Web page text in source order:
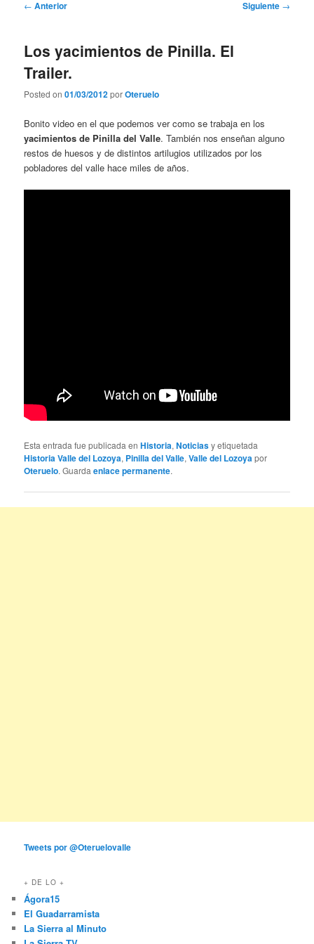
Navegación
← Anterior Siguiente →
Los yacimientos de Pinilla. El
Trailer.
Posted on01/03/2012porOteruelo
Bonito video en el que podemos ver como se trabaja en los
yacimientos de Pinilla del Valle. También nos enseñan alguno
restos de huesos y de distintos artilugios utilizados por los
pobladores del valle hace miles de años.
Esta entrada fue publicada enHistoria,Noticiasy etiquetada
Historia Valle del Lozoya, Pinilla del Valle,Valle del Lozoyapor
Oteruelo. Guardaenlace permanente.
Tweets por @Oteruelovalle
+ DE LO +
Ágora15
El Guadarramista
La Sierra al Minuto